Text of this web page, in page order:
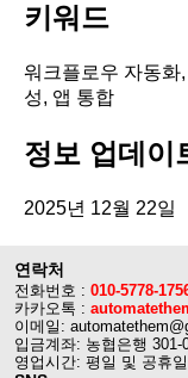
키워드
워크플로우 자동화
성, 앱 통합
정보 업데이
2025년 12월 22일
연락처
전화번호 : 010-5778-
카카오톡 :
이메일:
입금계좌: 농협은행 301-
영업시간: 평일 및 공휴